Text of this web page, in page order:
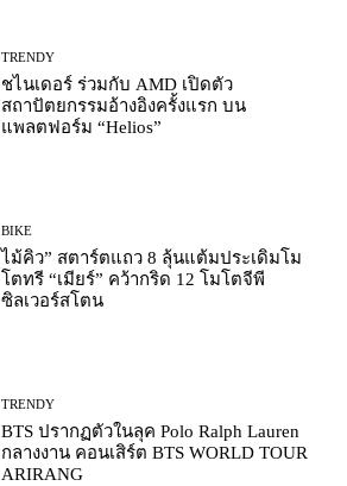
TRENDY
ชไนเดอร์ ร่วมกับ AMD เปิดตัว
สถาปัตยกรรมอ้างอิงครั้งแรก บน
แพลตฟอร์ม “Helios”
BIKE
ไม้คิว” สตาร์ตแถว 8 ลุ้นแต้มประเดิมโม
โตทรี “เมียร์” คว้ากริด 12 โมโตจีพี
ซิลเวอร์สโตน
TRENDY
BTS ปรากฏตัวในลุค Polo Ralph Lauren
กลางงาน คอนเสิร์ต BTS WORLD TOUR
ARIRANG